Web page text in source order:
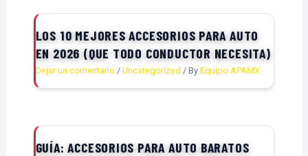
LOS 10 MEJORES ACCESORIOS PARA AUTO
EN 2026 (QUE TODO CONDUCTOR NECESITA)
Dejar un comentario / Uncategorized / By Equipo APAMX
GUÍA: ACCESORIOS PARA AUTO BARATOS